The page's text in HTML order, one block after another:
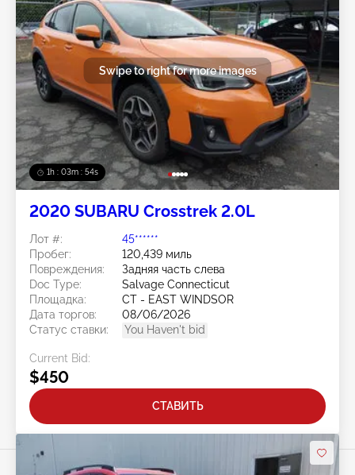
1h : 03m : 51s
Swipe to right for more images
2020 SUBARU Crosstrek 2.0L
Лот #:
45******
Пробег:
120,439 миль
Повреждения:
Задняя часть слева
Doc Type:
Salvage Connecticut
Площадка:
CT - EAST WINDSOR
Дата торгов:
08/06/2026
Статус ставки:
You Haven't bid
Current Bid:
$450
СТАВИТЬ